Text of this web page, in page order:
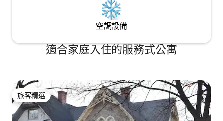
空調設備
適合家庭入住的服務式公寓
旅客精選
旅客精選